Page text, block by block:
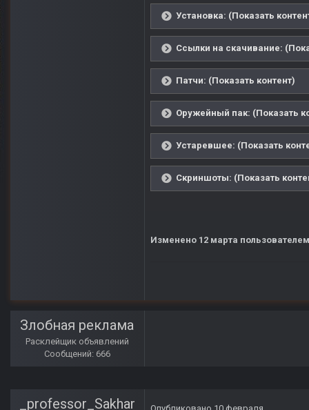
Установка: (Показать
Ссылки на скачивание:
Патчи: (Показать контент)
Оружейный пак: (Показать
Устаревшее: (Показать
Скриншоты: (Показать
Изменено 12 марта
Злобная реклама
Расклейщик объявлений
Сообщений: 666
_professor_Sakhar